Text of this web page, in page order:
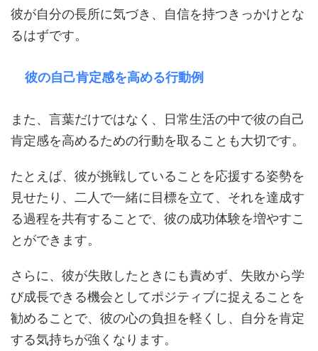
彼が自分の長所に気づき、自信を持つきっかけとな
るはずです。
彼の自己肯定感を高める行動例
また、言葉だけではなく、日常生活の中で彼の自己
肯定感を高めるための行動を取ることも大切です。
たとえば、彼が挑戦していることを応援する姿勢を
見せたり、二人で一緒に目標を立て、それを達成す
る過程を共有することで、彼の成功体験を増やすこ
とができます。
さらに、彼が失敗したときにも責めず、失敗から学
び成長できる機会としてポジティブに捉えることを
勧めることで、彼の心の負担を軽くし、自分を肯定
する気持ちが強くなります。